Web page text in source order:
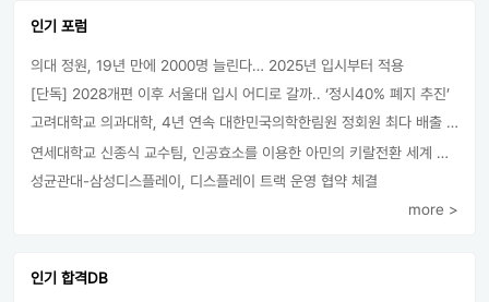
인기 포럼
의대 정원, 19년 만에 2000명 늘린다… 2025년 입시부터 적용
[단독] 2028개편 이후 서울대 입시 어디로 갈까.. ‘정시40% 폐지 추진’
고려대학교 의과대학, 4년 연속 대한민국의학한림원 정회원 최다 배출 外
연세대학교 신종식 교수팀, 인공효소를 이용한 아민의 키랄전환 세계 최초로 성공
성균관대-삼성디스플레이, 디스플레이 트랙 운영 협약 체결
more >
인기 합격DB